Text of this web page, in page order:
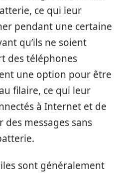
ce qui leur
pendant une certaine
qu’ils ne soient
des téléphones
une option pour être
filaire, ce qui leur
à Internet et de
des messages sans
sont généralement